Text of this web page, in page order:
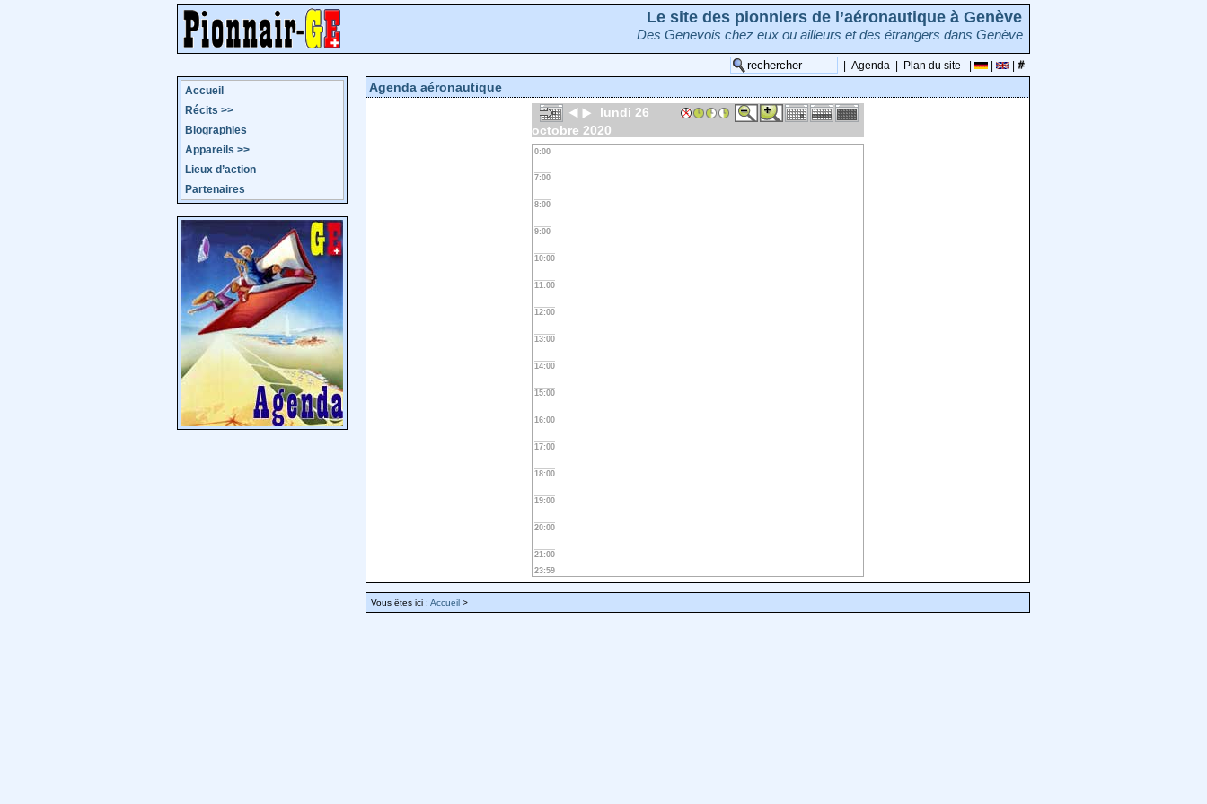
Le site des pionniers de l’aéronautique à Genève
Des Genevois chez eux ou ailleurs et des étrangers dans Genève
Agenda Plan du site
Accueil
Récits >>
Biographies
Appareils >>
Lieux d’action
Partenaires
Agenda aéronautique
lundi 26
octobre 2020
0:00
7:00
8:00
9:00
10:00
11:00
12:00
13:00
14:00
15:00
16:00
17:00
18:00
19:00
20:00
21:00
23:59
Vous êtes ici : Accueil >